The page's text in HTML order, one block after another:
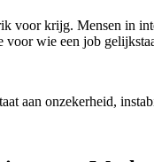
voor krijg. Mensen in
wie een job
aan onzekerheid,